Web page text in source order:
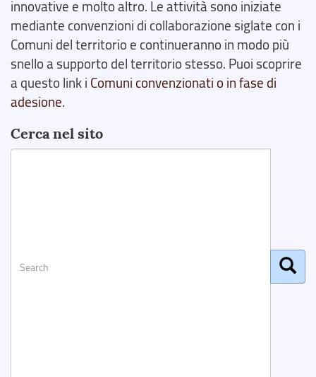
innovative e molto altro. Le attività sono iniziate
mediante convenzioni di collaborazione siglate con i
Comuni del territorio e continueranno in modo più
snello a supporto del territorio stesso. Puoi scoprire
a questo link i Comuni convenzionati o in fase di
adesione.
Cerca nel sito